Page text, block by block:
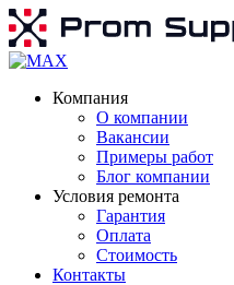
Компания
О компании
Вакансии
Примеры работ
Блог компании
Условия ремонта
Гарантия
Оплата
Стоимость
Контакты